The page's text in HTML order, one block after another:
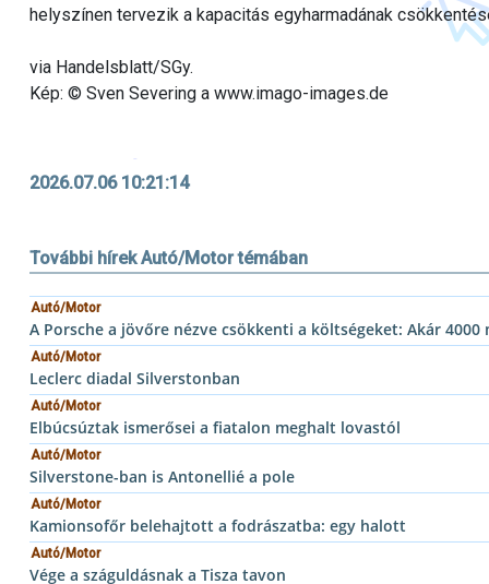
helyszínen tervezik a kapacitás egyharmadának
via Handelsblatt/SGy.
Kép: © Sven Severing a www.imago-images.de
2026.07.06 10:21:14
További hírek Autó/Motor témában
Autó/Motor
A Porsche a jövőre nézve csökkenti a költségeket: Akár
Autó/Motor
Leclerc diadal Silverstonban
Autó/Motor
Elbúcsúztak ismerősei a fiatalon meghalt lovastól
Autó/Motor
Silverstone-ban is Antonellié a pole
Autó/Motor
Kamionsofőr belehajtott a fodrászatba: egy halott
Autó/Motor
Vége a száguldásnak a Tisza tavon